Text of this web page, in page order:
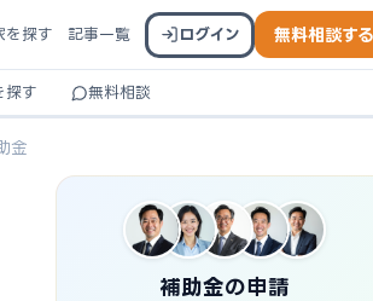
を探す 記事一覧 ログイン 無料相談する
探す 無料相談
金
補助金の申請